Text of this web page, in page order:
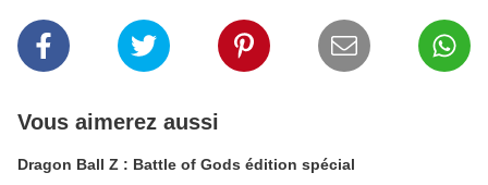
Vous aimerez aussi
Dragon Ball Z : Battle of Gods édition spécial